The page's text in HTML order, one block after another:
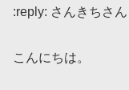
:reply: さんきちさん
こんにちは。